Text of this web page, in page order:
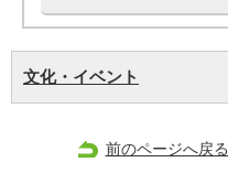
文化・イベント
前のページへ戻る